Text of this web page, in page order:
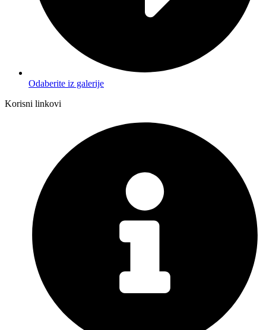
Odaberite iz galerije
Korisni linkovi